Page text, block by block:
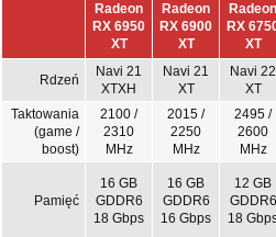
Radeon
RX 6950
XT
Radeon
RX 6900
XT
Radeon
RX
XT
Rdzeń
Navi 21
XTXH
Navi 21
XT
Navi 22
XT
Taktowania
(game /
boost)
2100 /
2310
MHz
2015 /
2250
MHz
2495 /
2600
MHz
Pamięć
16 GB
GDDR6
18 Gbps
16 GB
GDDR6
16 Gbps
12 GB
GDDR6
18